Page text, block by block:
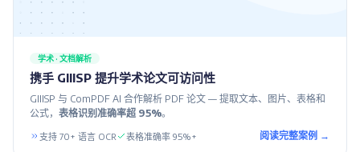
学术 · 文档解析
携手 GIIISP 提升学术论文可访问性
GIIISP 与 ComPDF AI 合作解析 PDF 论文 — 提取文本、图片、表格和
公式， 表格识别准确率超 95%。
支持 70+ 语言 OCR 表格准确率 95%+ 阅读完整案例 →